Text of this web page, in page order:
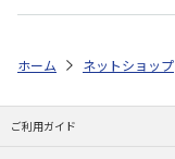
ホーム ネットショップ
ご利用ガイド